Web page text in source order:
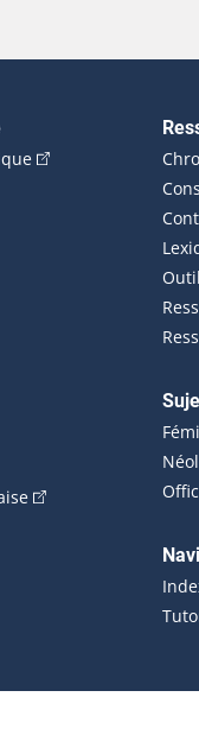
(Cet hyperlien
(Cet hyperlien
externe s'ouvrira
externe
s'ouvrira dans